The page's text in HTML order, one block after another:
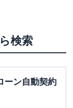
検索
ーン自動契約